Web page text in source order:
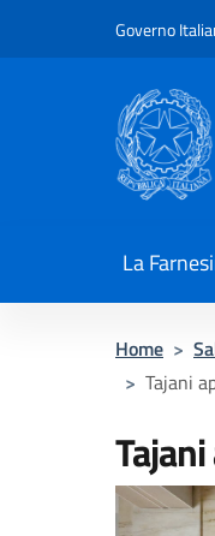
Governo
La
Home >
> Tajani